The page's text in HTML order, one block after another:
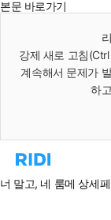
본문 바로가기
강제 새로 고침
계속해서 문제가
하
리
홈
너 말고, 네 룸메 상세